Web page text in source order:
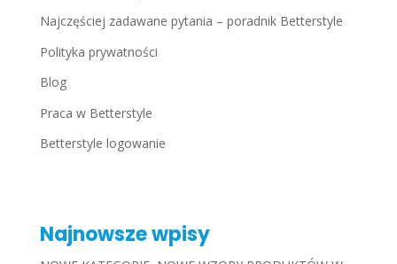
Najczęściej zadawane pytania – poradnik Betterstyle
Polityka prywatności
Blog
Praca w Betterstyle
Betterstyle logowanie
Najnowsze wpisy